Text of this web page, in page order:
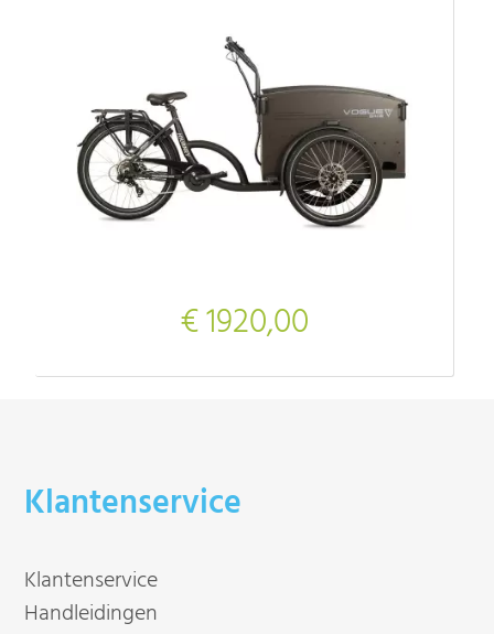
€ 1920,00
Klantenservice
Klantenservice
Handleidingen